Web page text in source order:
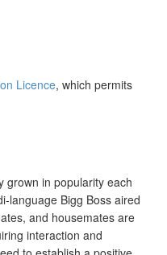
Licence, which permits
grown in popularity each
language Bigg Boss aired
and housemates are
interaction and